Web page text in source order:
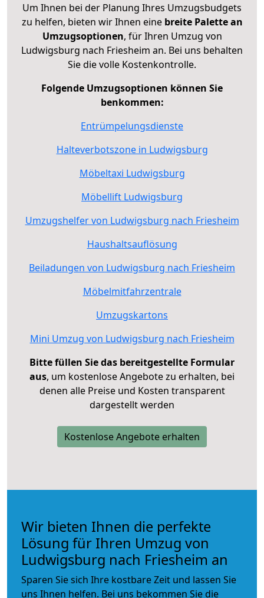
Um Ihnen bei der Planung Ihres Umzugsbudgets
zu helfen, bieten wir Ihnen eine breite Palette an
Umzugsoptionen, für Ihren Umzug von
Ludwigsburg nach Friesheim an. Bei uns behalten
Sie die volle Kostenkontrolle.
Folgende Umzugsoptionen können Sie
benkommen:
Entrümpelungsdienste
Halteverbotszone in Ludwigsburg
Möbeltaxi Ludwigsburg
Möbellift Ludwigsburg
Umzugshelfer von Ludwigsburg nach Friesheim
Haushaltsauflösung
Beiladungen von Ludwigsburg nach Friesheim
Möbelmitfahrzentrale
Umzugskartons
Mini Umzug von Ludwigsburg nach Friesheim
Bitte füllen Sie das bereitgestellte Formular
aus, um kostenlose Angebote zu erhalten, bei
denen alle Preise und Kosten transparent
dargestellt werden
Kostenlose Angebote erhalten
Wir bieten Ihnen die perfekte
Lösung für Ihren Umzug von
Ludwigsburg nach Friesheim an
Sparen Sie sich Ihre kostbare Zeit und lassen Sie
uns Ihnen helfen. Bei uns bekommen Sie die